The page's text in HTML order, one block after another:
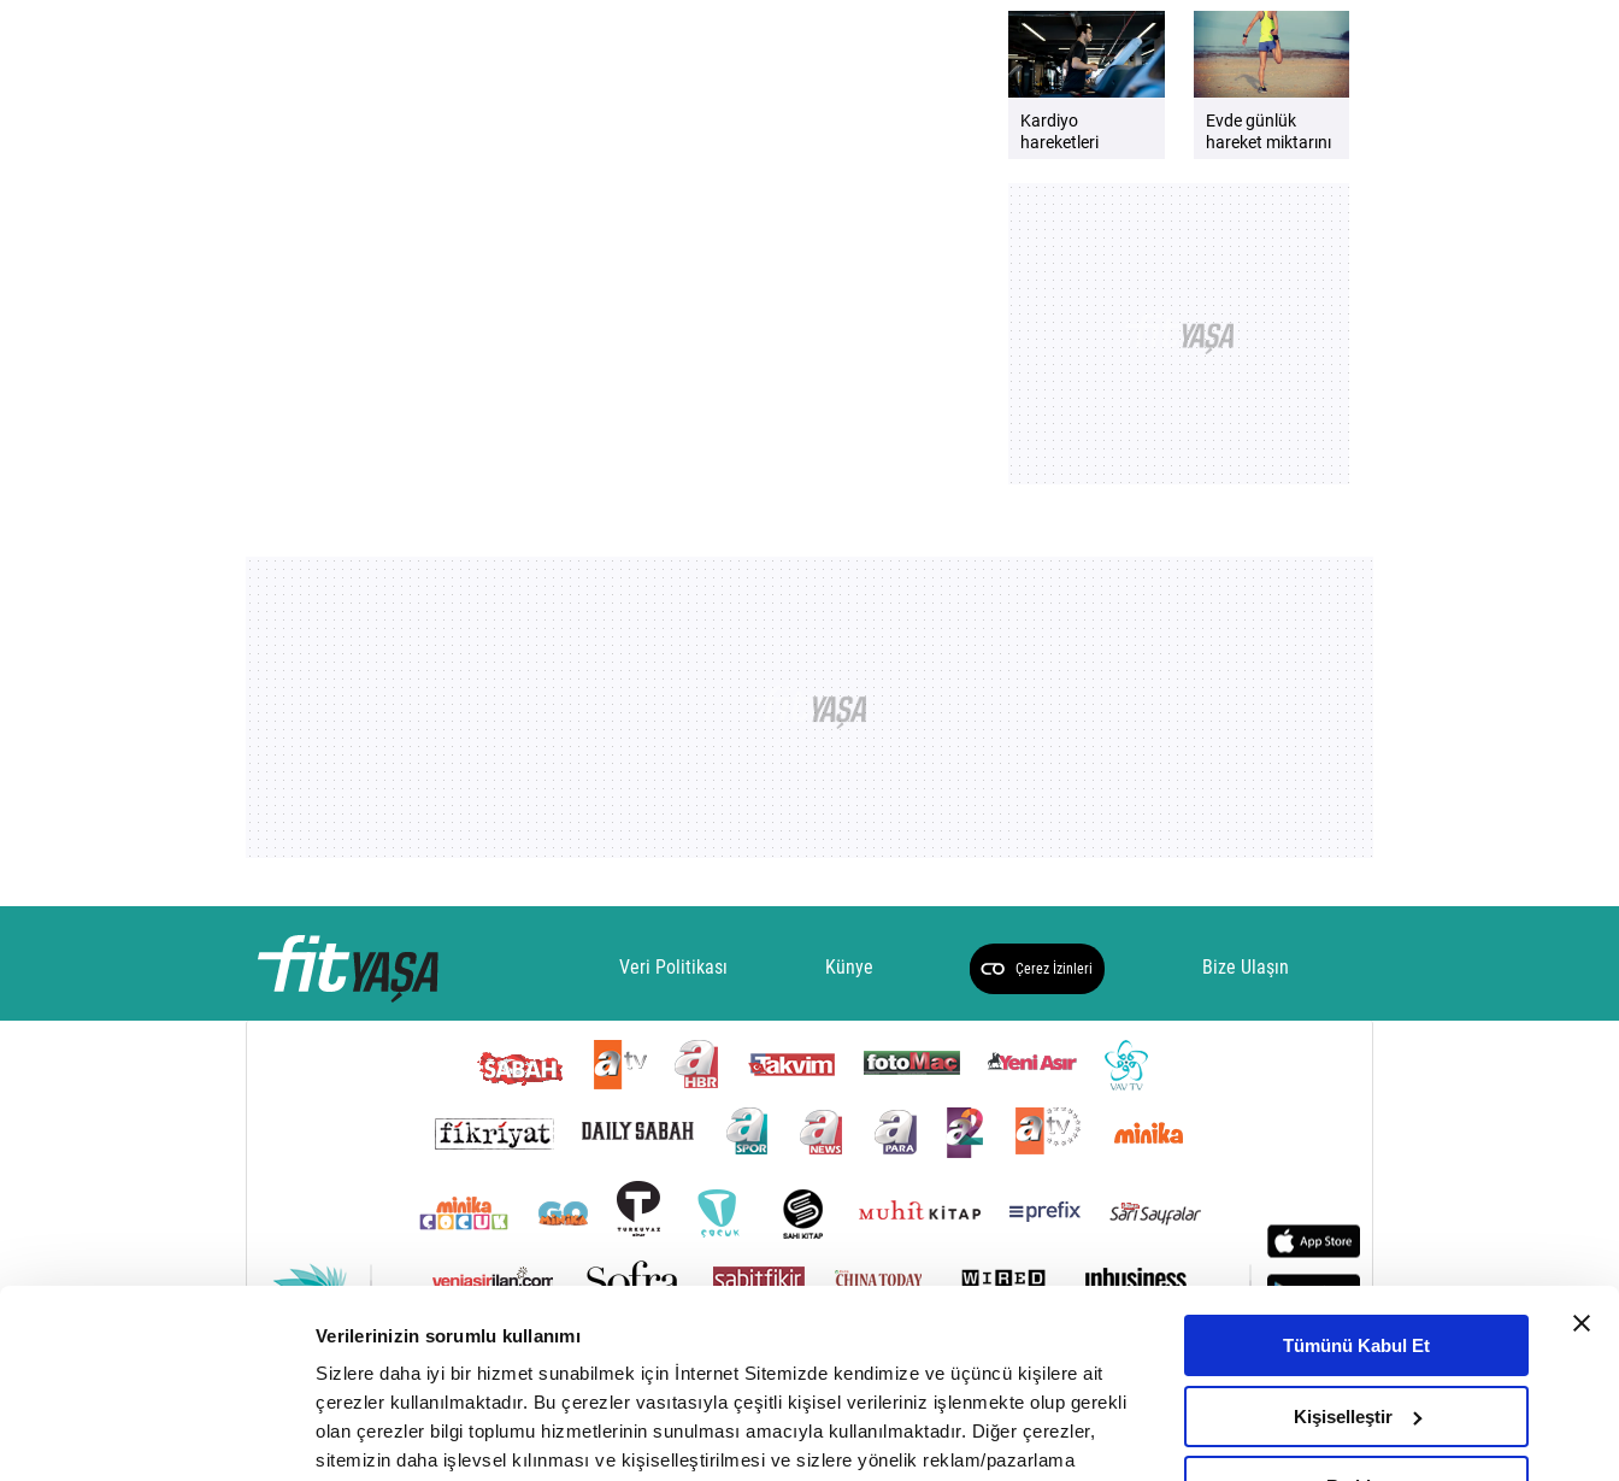
Verilerinizin sorumlu kullanımı
Sizlere daha iyi bir hizmet sunabilmek için İnternet Sitemizde kendimize ve üçüncü kişilere ait
çerezler kullanılmaktadır. Bu çerezler vasıtasıyla çeşitli kişisel verileriniz işlenmekte olup gerekli
olan çerezler bilgi toplumu hizmetlerinin sunulması amacıyla kullanılmaktadır. Diğer çerezler,
sitemizin daha işlevsel kılınması ve kişiselleştirilmesi ve sizlere yönelik reklam/pazarlama
Tümünü Kabul Et
Kişiselleştir
öneriler
Kardiyo
hareketleri
seviyesini artırır
mı? Daha zinde
hissetmek için
kardiyo önerileri
Evde günlük
hareket miktarını
yolları nelerdir?
Veri Politikası Künye Çerez İzinleri Bize Ulaşın